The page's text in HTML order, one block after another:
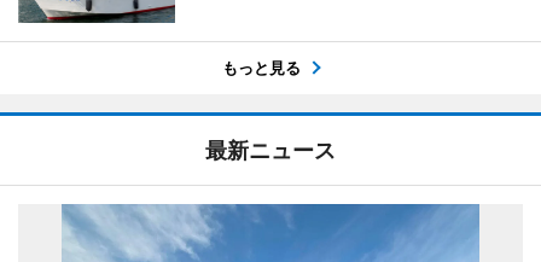
もっと見る
最新ニュース